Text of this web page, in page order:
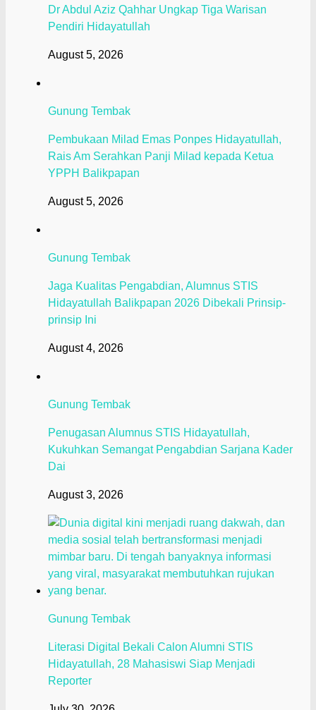
Dr Abdul Aziz Qahhar Ungkap Tiga Warisan
Pendiri Hidayatullah
August 5, 2026
Gunung Tembak
Pembukaan Milad Emas Ponpes Hidayatullah,
Rais Am Serahkan Panji Milad kepada Ketua
YPPH Balikpapan
August 5, 2026
Gunung Tembak
Jaga Kualitas Pengabdian, Alumnus STIS
Hidayatullah Balikpapan 2026 Dibekali Prinsip-
prinsip Ini
August 4, 2026
Gunung Tembak
Penugasan Alumnus STIS Hidayatullah,
Kukuhkan Semangat Pengabdian Sarjana Kader
Dai
August 3, 2026
Gunung Tembak
Literasi Digital Bekali Calon Alumni STIS
Hidayatullah, 28 Mahasiswi Siap Menjadi
Reporter